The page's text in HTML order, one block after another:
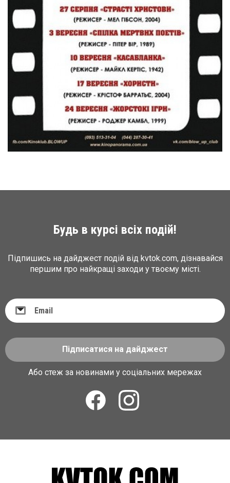
Будь в курсі всіх подій!
Підпишись на дайджест подій від kvtok.com, дізнавайся
першим про найкращі заходи у твоєму місті.
Підписатися на дайджест
Або стеж за новинами у соціальних мережах